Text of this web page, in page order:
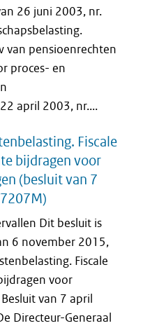
26 juni 2003, nr.
van pensioenrechten
proces- en
april 2003, nr....
Fiscale
bijdragen voor
(besluit van 7
Dit besluit is
6 november 2015,
Fiscale
voor
van 7 april
Directeur-Generaal